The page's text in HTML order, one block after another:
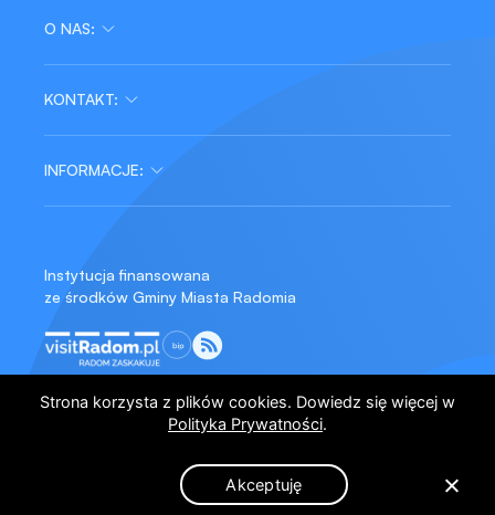
tel/fax:
48 679 61 03
48 364 29 68 wew. 32
Ogłoszenia
Multimedia
Warsztaty
Produkcje
O NAS:
Nasze miejsca
Historia
Współpraca
KONTAKT:
Wynajem
Zamówienia
INFORMACJE:
Archiwum
Biuletyn Informacji Publicznej
Kontrast Czarno-biała
Instytucja finansowana
ze środków Gminy Miasta Radomia
Strona korzysta z plików cookies. Dowiedz się więcej w
Polityka Prywatności.
Akceptuję